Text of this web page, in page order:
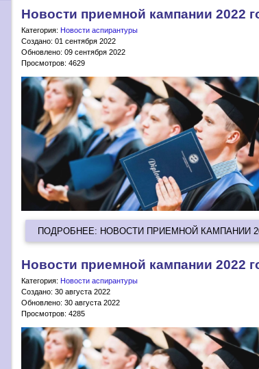
Новости приемной кампании 2022
Категория: Новости аспирантуры
Создано: 01 сентября 2022
Обновлено: 09 сентября 2022
Просмотров: 4629
ПОДРОБНЕЕ: НОВОСТИ ПРИЕМНОЙ КАМПАНИИ
Новости приемной кампании 2022
Категория: Новости аспирантуры
Создано: 30 августа 2022
Обновлено: 30 августа 2022
Просмотров: 4285